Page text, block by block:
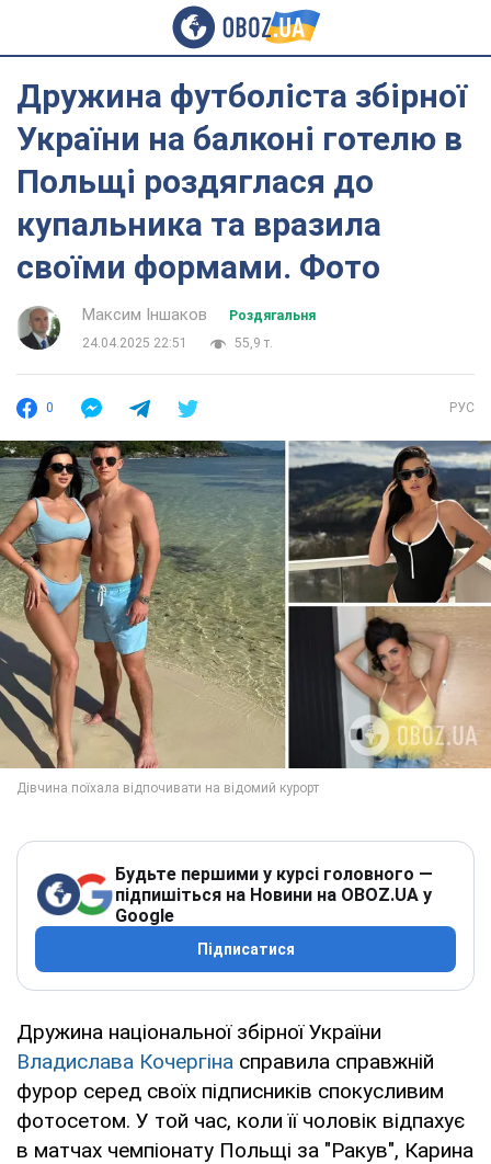
Дружина футболіста збірної
України на балконі готелю в
Польщі роздяглася до
купальника та вразила
своїми формами. Фото
Максим Іншаков
Роздягальня
24.04.2025 22:51
55,9 т.
0 РУС
Будьте першими у курсі головного —
підпишіться на Новини на OBOZ.UA у
Google
Підписатися
Дружина національної збірної України
Владислава Кочергіна справила справжній
фурор серед своїх підписників спокусливим
фотосетом. У той час, коли її чоловік відпахує
в матчах чемпіонату Польщі за "Ракув", Карина